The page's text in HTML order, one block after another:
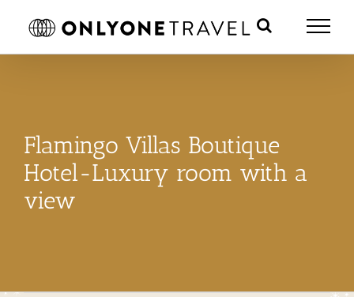
Flamingo Villas Boutique
Hotel-Luxury room with a
view